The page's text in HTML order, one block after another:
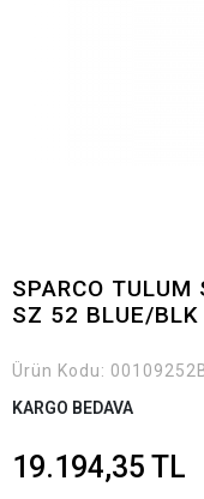
SPARCO
SZ 52 BLUE/BLK
Ürün Kodu:
KARGO BEDAVA
19.194,35 TL